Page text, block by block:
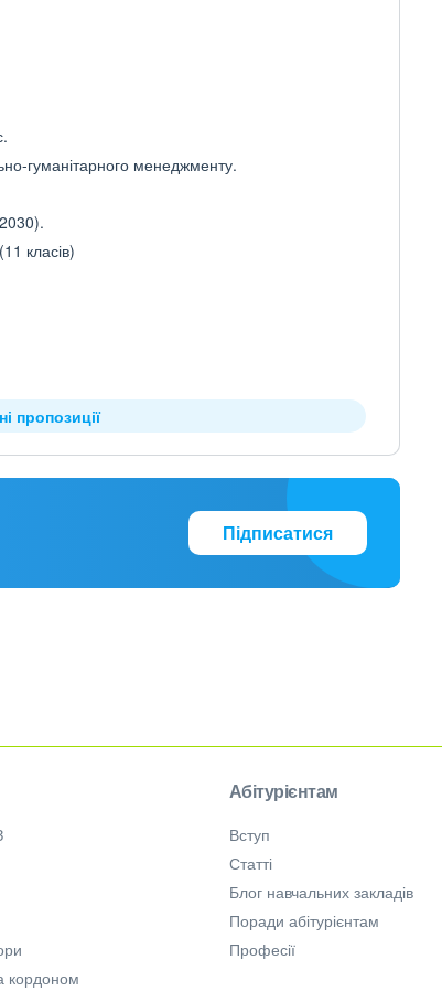
гуманітарного менеджменту.
класів)
пропозиції
Підписатися
кордоном
Абітурієнтам
Вступ
Статті
Блог навчальних закладів
Поради абітурієнтам
Професії